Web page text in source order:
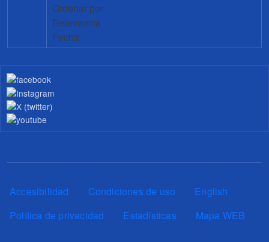
Ordenar por
Relevancia
Fecha
Pie de página
Accesibilidad Condiciones de uso
English
Política de privacidad
Estadísticas Mapa WEB